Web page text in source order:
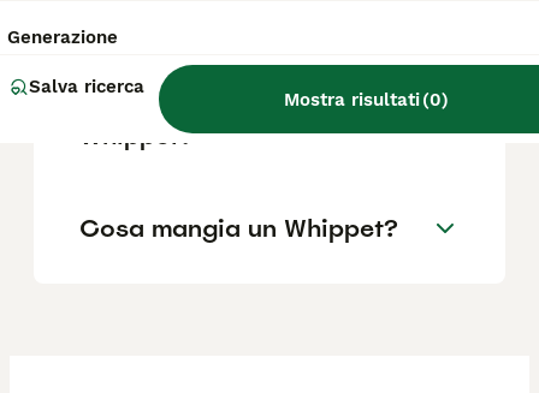
Generazione
Salva ricerca
Mostra risultati(0)
Dove posso adottare un
Whippet?
Cosa mangia un Whippet?